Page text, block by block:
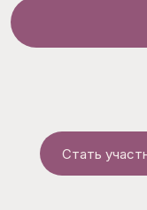
Стать